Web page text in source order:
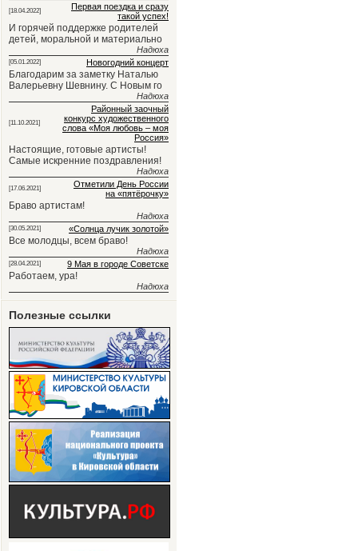
[18.04.2022]
Первая поездка и сразу
такой успех!
И горячей поддержке родителей
детей, моральной и материально
Надюха
[05.01.2022] Новогодний концерт
Благодарим за заметку Наталью
Валерьевну Шевнину. С Новым го
Надюха
[11.10.2021]
Районный заочный
конкурс художественного
слова «Моя любовь – моя
Россия»
Настоящие, готовые артисты!
Самые искренние поздравления!
Надюха
[17.06.2021]
Отметили День России
на «пятёрочку»
Браво артистам!
Надюха
[30.05.2021] «Солнца лучик золотой»
Все молодцы, всем браво!
Надюха
[28.04.2021] 9 Мая в городе Советске
Работаем, ура!
Надюха
Полезные ссылки